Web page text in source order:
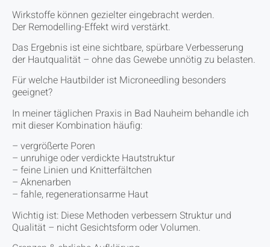
Wirkstoffe können gezielter eingebracht werden.
Der Remodelling-Effekt wird verstärkt.
Das Ergebnis ist eine sichtbare, spürbare Verbesserung
der Hautqualität – ohne das Gewebe unnötig zu belasten.
Für welche Hautbilder ist Microneedling besonders
geeignet?
In meiner täglichen Praxis in Bad Nauheim behandle ich
mit dieser Kombination häufig:
– vergrößerte Poren
– unruhige oder verdickte Hautstruktur
– feine Linien und Knitterfältchen
– Aknenarben
– fahle, regenerationsarme Haut
Wichtig ist: Diese Methoden verbessern Struktur und
Qualität – nicht Gesichtsform oder Volumen.